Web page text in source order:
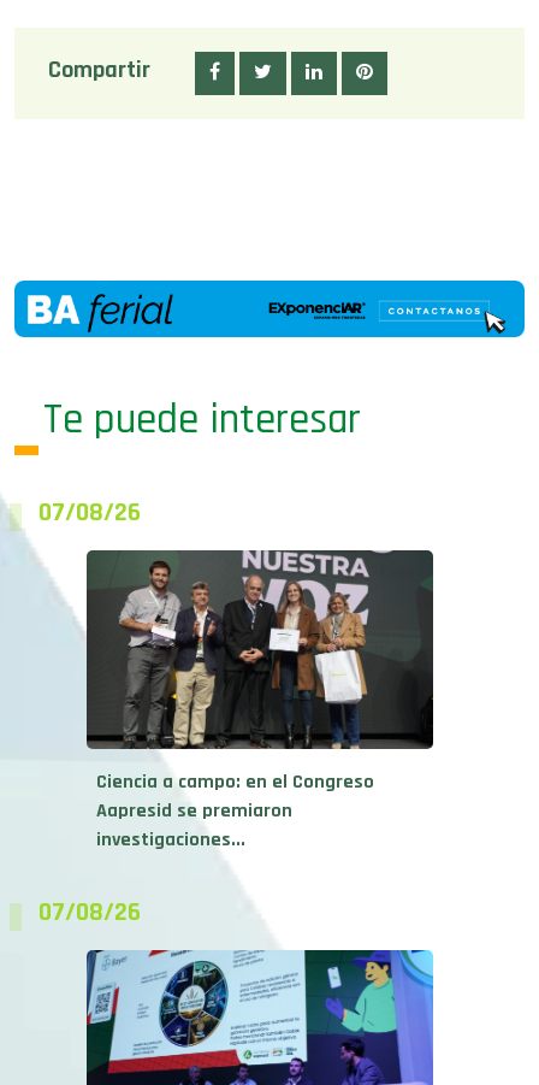
Compartir
Te puede interesar
07/08/26
Ciencia a campo: en el Congreso
Aapresid se premiaron
investigaciones...
07/08/26